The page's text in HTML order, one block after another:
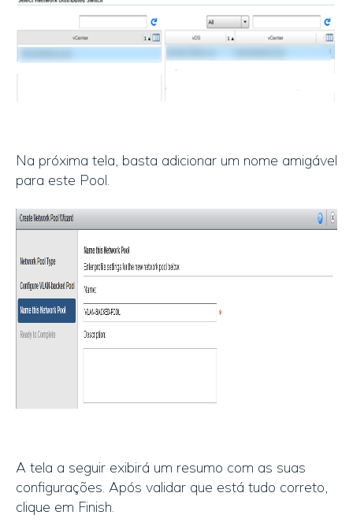
Na próxima tela, basta adicionar um nome amigável
para este Pool.
A tela a seguir exibirá um resumo com as suas
configurações. Após validar que está tudo correto,
clique em Finish.